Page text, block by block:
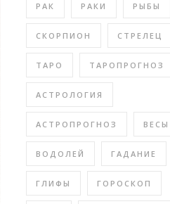
РАК РАКИ РЫБЫ
СКОРПИОН СТРЕЛЕЦ
ТАРО ТАРОПРОГНОЗ
АСТРОЛОГИЯ
АСТРОПРОГНОЗ ВЕСЫ
ВОДОЛЕЙ ГАДАНИЕ
ГЛИФЫ ГОРОСКОП